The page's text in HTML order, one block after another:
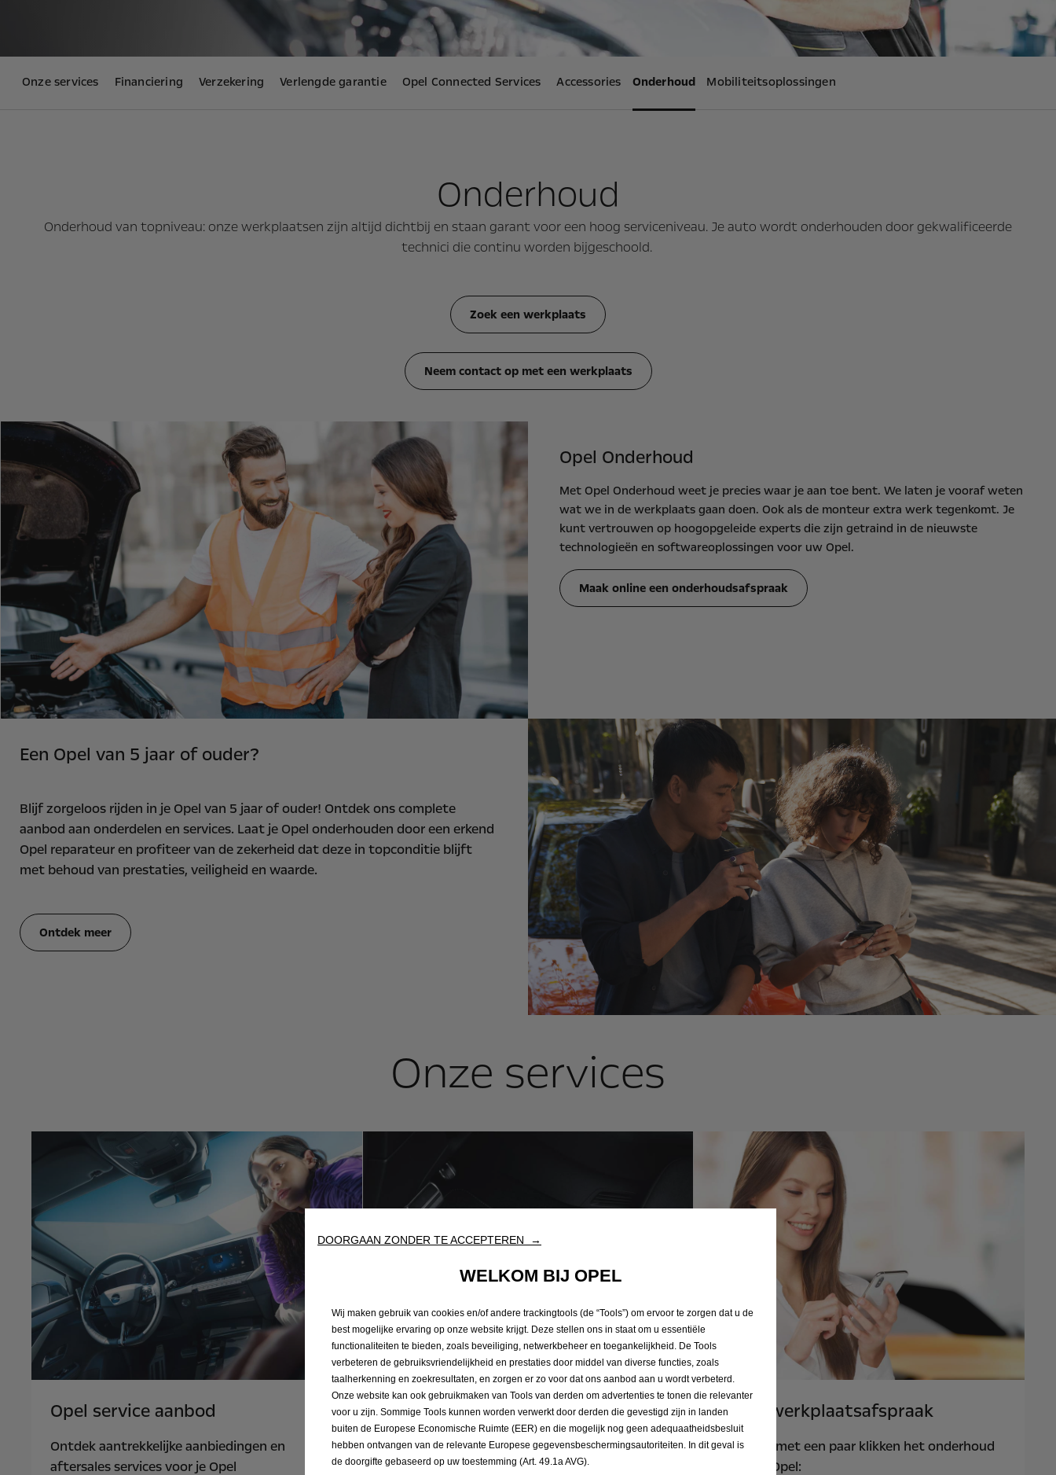
Onze services Financiering Verzekering Verlengde garantie Opel Connected Services Accessories Onderhoud Mobiliteitsoplossingen
Onderhoud
Onderhoud van topniveau: onze werkplaatsen zijn altijd dichtbij en staan garant voor een hoog serviceniveau. Je auto wordt onderhouden door gekwalificeerde
technici die continu worden bijgeschoold.
Zoek een werkplaats
Neem contact op met een werkplaats
Opel Onderhoud
Met Opel Onderhoud weet je precies waar je aan toe bent. We laten je vooraf weten
wat we in de werkplaats gaan doen. Ook als de monteur extra werk tegenkomt. Je
kunt vertrouwen op hoogopgeleide experts die zijn getraind in de nieuwste
technologieën en softwareoplossingen voor uw Opel.
Maak online een onderhoudsafspraak
Een Opel van 5 jaar of ouder?
Blijf zorgeloos rijden in je Opel van 5 jaar of ouder! Ontdek ons complete
aanbod aan onderdelen en services. Laat je Opel onderhouden door een erkend
Opel reparateur en profiteer van de zekerheid dat deze in topconditie blijft
met behoud van prestaties, veiligheid en waarde.
Ontdek meer
Onze services
Opel service aanbod
Ontdek aantrekkelijke aanbiedingen en
aftersales services voor je Opel
Pakketten die volledig zijn
afgestemd op jouw behoeften
Online werkplaatsafspraak
Reserveer met een paar klikken het onderhoud
van jouw Opel:
DOORGAAN ZONDER TE ACCEPTEREN →
WELKOM BIJ OPEL
Wij maken gebruik van cookies en/of andere trackingtools (de “Tools”) om ervoor te zorgen dat u de
best mogelijke ervaring op onze website krijgt. Deze stellen ons in staat om u essentiële
functionaliteiten te bieden, zoals beveiliging, netwerkbeheer en toegankelijkheid. De Tools
verbeteren de gebruiksvriendelijkheid en prestaties door middel van diverse functies, zoals
taalherkenning en zoekresultaten, en zorgen er zo voor dat ons aanbod aan u wordt verbeterd.
Onze website kan ook gebruikmaken van Tools van derden om advertenties te tonen die relevanter
voor u zijn. Sommige Tools kunnen worden verwerkt door derden die gevestigd zijn in landen
buiten de Europese Economische Ruimte (EER) en die mogelijk nog geen adequaatheidsbesluit
hebben ontvangen van de relevante Europese gegevensbeschermingsautoriteiten. In dit geval is
de doorgifte gebaseerd op uw toestemming (Art. 49.1a AVG).